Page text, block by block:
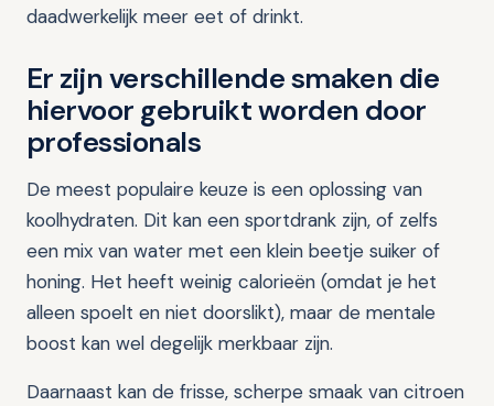
daadwerkelijk meer eet of drinkt.
Er zijn verschillende smaken die
hiervoor gebruikt worden door
professionals
De meest populaire keuze is een oplossing van
koolhydraten. Dit kan een sportdrank zijn, of zelfs
een mix van water met een klein beetje suiker of
honing. Het heeft weinig calorieën (omdat je het
alleen spoelt en niet doorslikt), maar de mentale
boost kan wel degelijk merkbaar zijn.
Daarnaast kan de frisse, scherpe smaak van citroen